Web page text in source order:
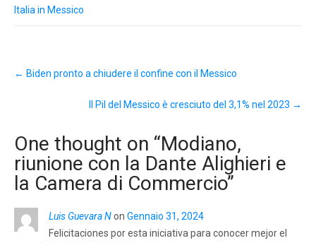
Italia in Messico
navigation
← Biden pronto a chiudere il confine con il Messico
Il Pil del Messico è cresciuto del 3,1% nel 2023 →
One thought on “Modiano,
riunione con la Dante Alighieri e
la Camera di Commercio”
Luis Guevara Non Gennaio 31, 2024
Felicitaciones por esta iniciativa para conocer mejor el